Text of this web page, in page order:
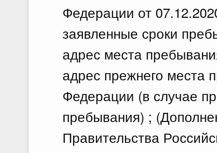
Федерации от
заявленные сроки
адрес места
адрес прежнего места
Федерации (в случае
пребывания) ;
Правительства